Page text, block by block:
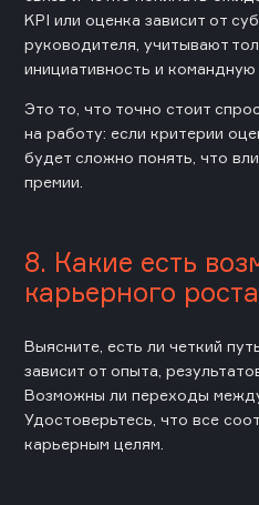
KPI или оценка зависит от
руководителя, учитывают
инициативность и
Это то, что точно стоит
на работу: если критерии
будет сложно понять, что
премии.
8. Какие есть
карьерного
Выясните, есть ли четкий
зависит от опыта,
Возможны ли переходы
Удостоверьтесь, что все
карьерным целям.